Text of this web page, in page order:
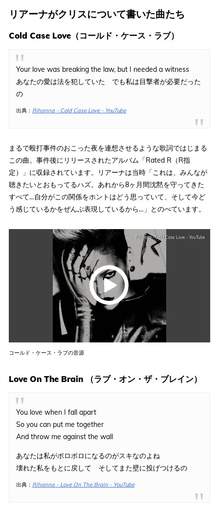
リアーナがクリスについて書いた曲たち
Cold Case Love（コールド・ケース・ラブ）
Your love was breaking the law, but I needed a witness
あなたの愛は法を犯していた でも私は目撃者が必要だった
の
出典： Rihanna - Cold Case Love - YouTube
まるで殴打事件のおこった夜を連想させるような歌詞ではじまる
この曲。事件後にリリースされたアルバム「Rated R（R指
定）」に収録されています。リアーナは当時「これは、みんなが
聴きたいとおもってるハズ。あれから8ヶ月間沈黙を守ってきた
すべて…自分がこの関係をホントはどう思っていて、そして今ど
う感じているかをぜんぶ表現しているから…」とのべています。
Rihanna - Cold Case Love - YouTube
コールド・ケース・ラブの音源
Love On The Brain （ラブ・オン・ザ・ブレイン）
You love when I fall apart
So you can put me together
And throw me against the wall
あなたは私がボロボロになるのがスキなのよね
壊れた私をもとに戻して そしてまた壁に投げつけるの
出典： Rihanna - Love On The Brain - YouTube